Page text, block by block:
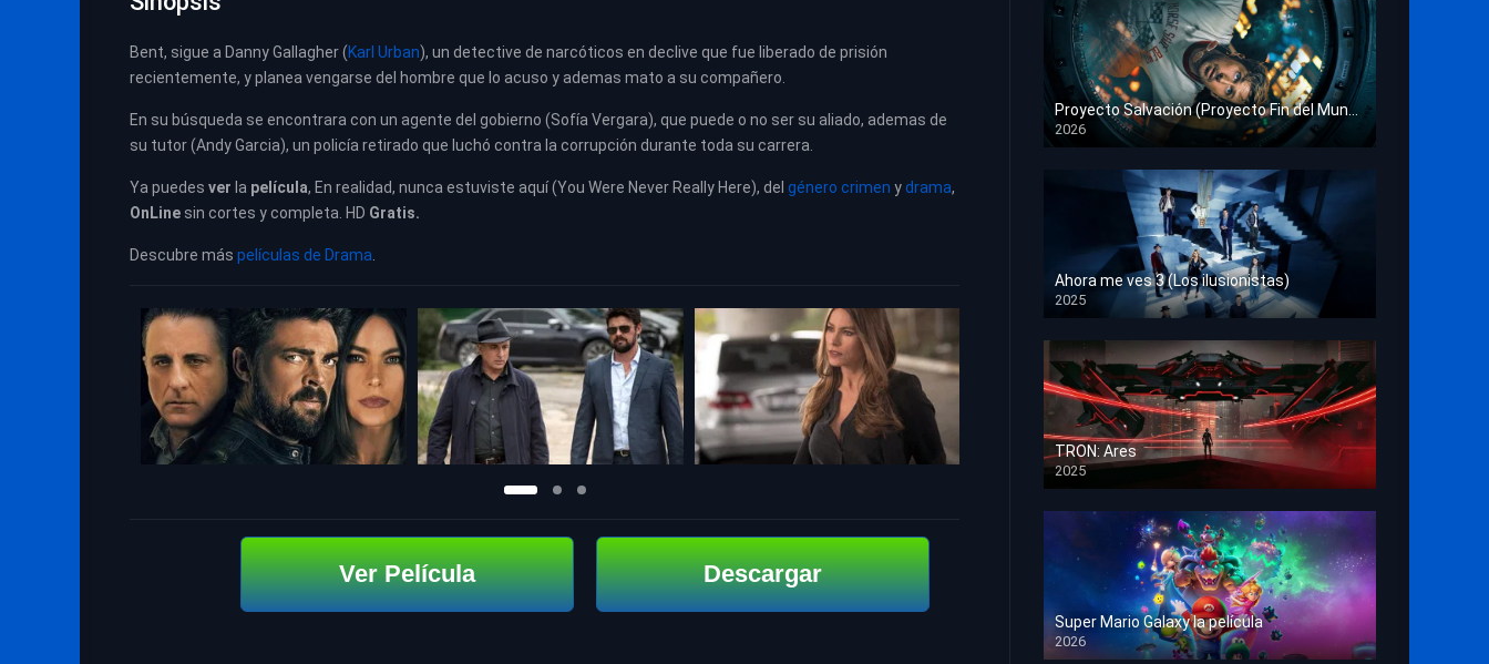
Bent, sigue a Danny Gallagher (Karl Urban), un detective de narcóticos en declive que fue liberado de prisión
recientemente, y planea vengarse del hombre que lo acuso y ademas mato a su compañero.
En su búsqueda se encontrara con un agente del gobierno (Sofía Vergara), que puede o no ser su aliado, ademas de
su tutor (Andy Garcia), un policía retirado que luchó contra la corrupción durante toda su carrera.
Ya puedes ver la película, En realidad, nunca estuviste aquí (You Were Never Really Here), del género crimen ydrama,
OnLine sin cortes y completa. HD Gratis.
Descubre más películas de Drama
Ver Película Descargar
Proyecto Salvación (Proyecto Fin del Mundo)
2026
HD 1080p
Ahora me ves 3 (Los ilusionistas)
2025
HD 1080p
TRON: Ares
2025
HD 1080p
Super Mario Galaxy la película
2026
HD 1080p